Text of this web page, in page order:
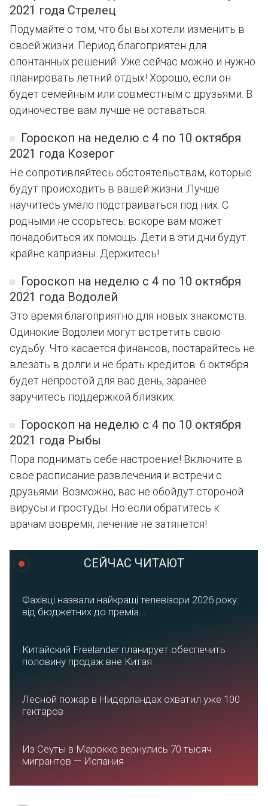
2021 года Стрелец
Подумайте о том, что бы вы хотели изменить в
своей жизни. Период благоприятен для
спонтанных решений. Уже сейчас можно и нужно
планировать летний отдых! Хорошо, если он
будет семейным или совместным с друзьями. В
одиночестве вам лучше не оставаться.
Гороскоп на неделю с 4 по 10 октября
2021 года Козерог
Не сопротивляйтесь обстоятельствам, которые
будут происходить в вашей жизни. Лучше
научитесь умело подстраиваться под них. С
родными не ссорьтесь: вскоре вам может
понадобиться их помощь. Дети в эти дни будут
крайне капризны. Держитесь!
Гороскоп на неделю с 4 по 10 октября
2021 года Водолей
Это время благоприятно для новых знакомств.
Одинокие Водолеи могут встретить свою
судьбу. Что касается финансов, постарайтесь не
влезать в долги и не брать кредитов. 6 октября
будет непростой для вас день, заранее
заручитесь поддержкой близких.
Гороскоп на неделю с 4 по 10 октября
2021 года Рыбы
Пора поднимать себе настроение! Включите в
свое расписание развлечения и встречи с
друзьями. Возможно, вас не обойдут стороной
вирусы и простуды. Но если обратитесь к
врачам вовремя, лечение не затянется!
СЕЙЧАС ЧИТАЮТ
Фахівці назвали найкращі телевізори 2026 року:
від бюджетних до преміа...
Китайский Freelander планирует обеспечить
половину продаж вне Китая
Лесной пожар в Нидерландах охватил уже 100
гектаров
Из Сеуты в Марокко вернулись 70 тысяч
мигрантов — Испания